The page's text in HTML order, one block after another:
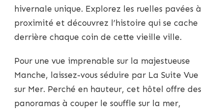
hivernale unique. Explorez les ruelles pavées à
proximité et découvrez l’histoire qui se cache
derrière chaque coin de cette vieille ville.
Pour une vue imprenable sur la majestueuse
Manche, laissez-vous séduire par La Suite Vue
sur Mer. Perché en hauteur, cet hôtel offre des
panoramas à couper le souffle sur la mer,